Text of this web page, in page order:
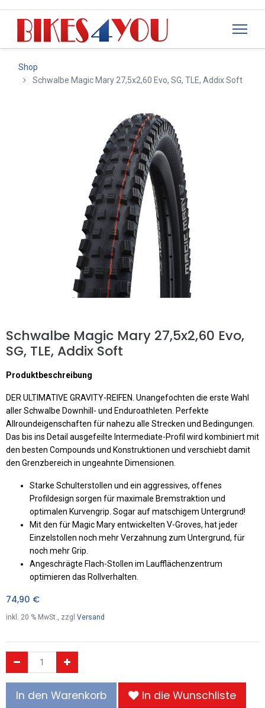
Shop
Schwalbe Magic Mary 27,5x2,60 Evo, SG, TLE, Addix Soft
Schwalbe Magic Mary 27,5x2,60 Evo,
SG, TLE, Addix Soft
Produktbeschreibung
DER ULTIMATIVE GRAVITY-REIFEN. Unangefochten die erste Wahl
aller Schwalbe Downhill- und Enduroathleten. Perfekte
Allroundeigenschaften für nahezu alle Strecken und Bedingungen.
Das bis ins Detail ausgefeilte Intermediate-Profil wird kombiniert mit
den besten Compounds und Konstruktionen und verschiebt damit
den Grenzbereich in ungeahnte Dimensionen.
Starke Schulterstollen und ein aggressives, offenes
Profildesign sorgen für maximale Bremstraktion und
optimalen Kurvengrip. Sogar auf matschigem Untergrund!
Mit den für Magic Mary entwickelten V-Groves, hat jeder
Einzelstollen noch mehr Verzahnung zum Untergrund, für
noch mehr Grip.
Angeschrägte Flach-Stollen im Laufflächenzentrum
optimieren das Rollverhalten.
74,90 €
inkl. 20 % MwSt., zzgl Versand
In den Warenkorb In die Wunschliste